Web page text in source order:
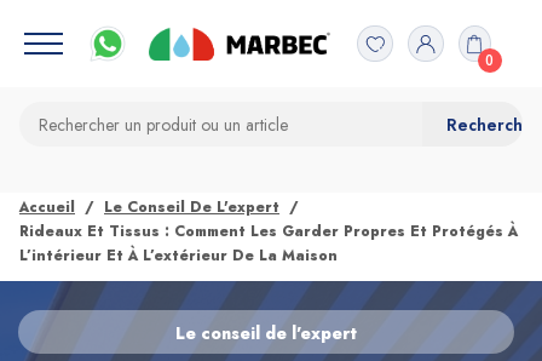
0
Accueil
Le Conseil De L'expert
Rideaux Et Tissus : Comment Les Garder Propres Et Protégés À
L’intérieur Et À L’extérieur De La Maison
Le conseil de l'expert